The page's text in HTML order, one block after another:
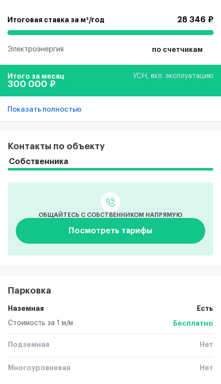
Итоговая ставка за м²/год 28 346 ₽
Электроэнергия по счетчикам
Итого за месяц УСН, вкл. эксплуатацию
300 000 ₽
Показать полностью
Контакты по объекту
Собственника
ОБЩАЙТЕСЬ С СОБСТВЕННИКОМ НАПРЯМУЮ
Посмотреть тарифы
Парковка
Наземная Есть
Стоимость за 1 м/м Бесплатно
Подземная Нет
Многоуровневая Нет